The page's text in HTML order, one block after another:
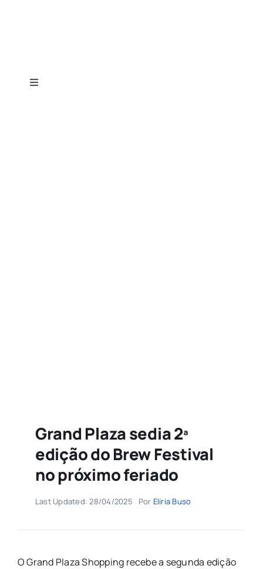
Toggle
Grand Plaza sedia 2ª
edição do Brew Festival
no próximo feriado
Last Updated: 28/04/2025 Por Eliria Buso
O Grand Plaza Shopping recebe a segunda edição